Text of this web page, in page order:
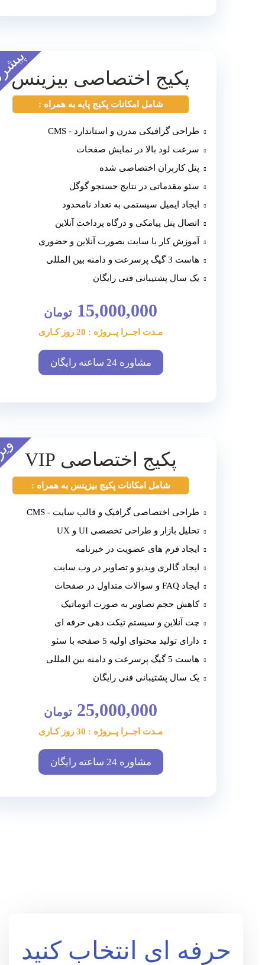
پکیج اختصاصی بیزینس
شامل امکانات پکیج پایه به همراه :
طراحی گرافیکی مدرن و استاندارد - CMS
سرعت لود بالا در نمایش صفحات
پنل کاربران اختصاصی شده
سئو مقدماتی در نتایج جستجو گوگل
ایجاد ایمیل سیستمی به تعداد نامحدود
اتصال پنل پیامکی و درگاه پرداخت آنلاین
آموزش کار با سایت بصورت آنلاین و حضوری
هاست 3 گیگ پرسرعت و دامنه بین المللی
یک سال پشتیبانی فنی رایگان
15,000,000 تومان
مـدت اجــرا پــروژه : 20 روز کـاری
مشاوره 24 ساعته رایگان
پکیج اختصاصی VIP
شامل امکانات پکیج بیزینس به همراه :
طراحی اختصاصی گرافیک و قالب سایت - CMS
تحلیل بازار و طراحی تخصصی UI و UX
ایجاد فرم های عضویت در خبرنامه
ایجاد گالری ویدیو و تصاویر در وب سایت
ایجاد FAQ و سوالات متداول در صفحات
کاهش حجم تصاویر به صورت اتوماتیک
چت آنلاین و سیستم تیکت دهی حرفه ای
دارای تولید محتوای اولیه 5 صفحه با سئو
هاست 5 گیگ پرسرعت و دامنه بین المللی
یک سال پشتیبانی فنی رایگان
25,000,000 تومان
مـدت اجــرا پــروژه : 30 روز کـاری
مشاوره 24 ساعته رایگان
حرفه ای انتخاب کنید